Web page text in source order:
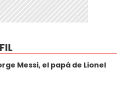
Messi, el papá de Lionel